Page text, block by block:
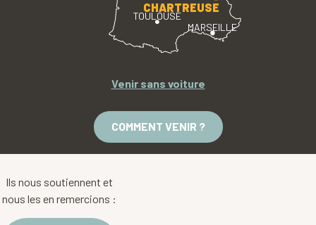
TOULOUSE
MARSEILLE
CHARTREUSE
Venir sans voiture
COMMENT VENIR ?
Ils nous soutiennent et
nous les en remercions :